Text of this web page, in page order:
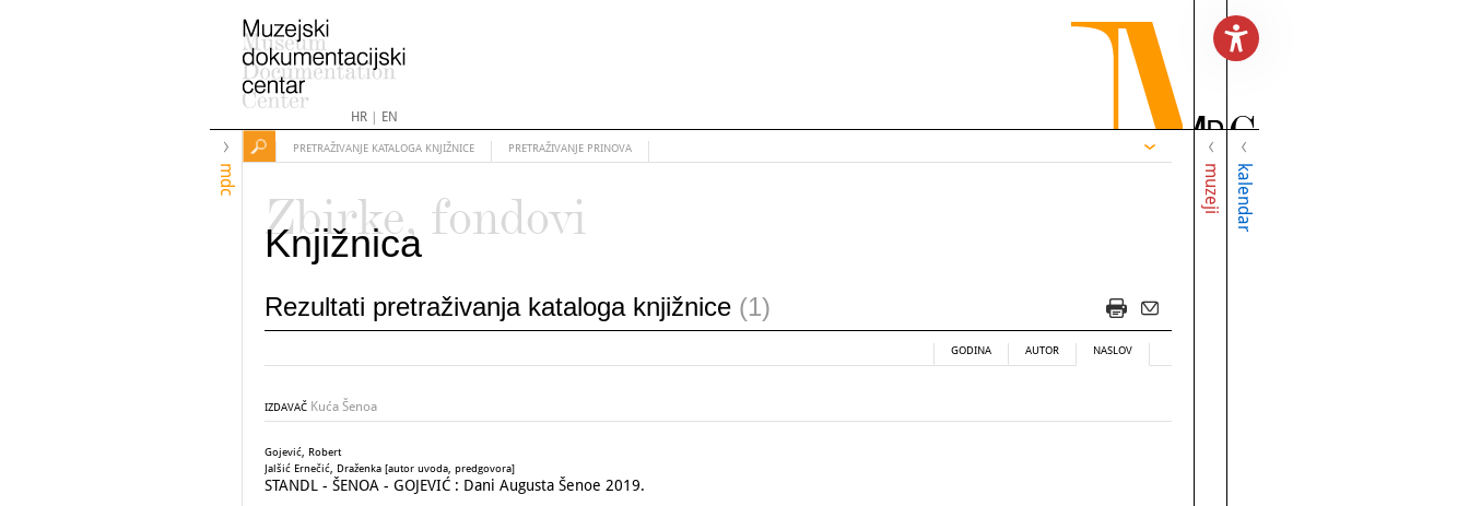
HR| EN
mdc muzeji kalendar
PRETRAŽIVANJE KATALOGA KNJIŽNICE PRETRAŽIVANJE PRINOVA
Zbirke, fondovi
Knjižnica
Rezultati pretraživanja kataloga knjižnice (1)
GODINA AUTOR NASLOV
IZDAVAČ Kuća Šenoa
Gojević, Robert
Jalšić Ernečić, Draženka [autor uvoda, predgovora]
STANDL - ŠENOA - GOJEVIĆ : Dani Augusta Šenoe 2019.